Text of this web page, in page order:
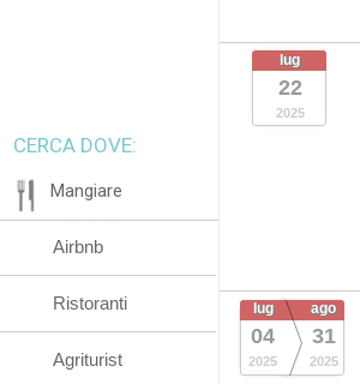
lug
22
2025
lug
04
2025
ago
31
2025
CERCA DOVE:
Mangiare
Airbnb
Ristoranti
Agriturist